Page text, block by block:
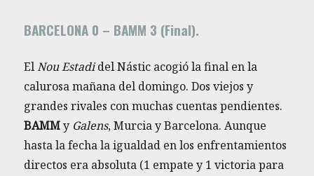
BARCELONA 0 – BAMM 3 (Final).
ElNou Estadidel Nástic acogió la final en la
calurosa mañana del domingo. Dos viejos y
grandes rivales con muchas cuentas pendientes.
BAMMy Galens, Murcia y Barcelona. Aunque
hasta la fecha la igualdad en los enfrentamientos
directos era absoluta (1 empate y 1 victoria para